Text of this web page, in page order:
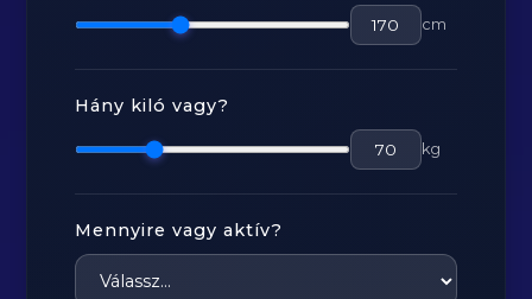
cm
Hány kiló vagy?
kg
Mennyire vagy aktív?